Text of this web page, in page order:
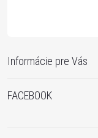
Informácie pre Vás
FACEBOOK